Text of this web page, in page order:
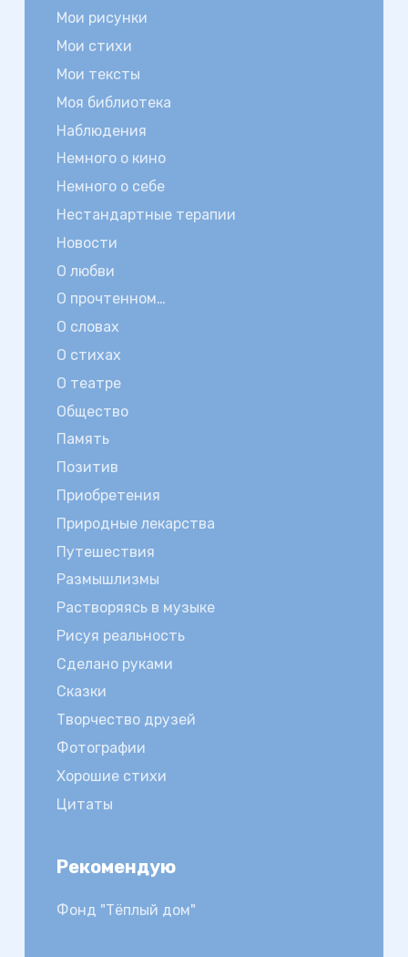
Мои рисунки
Мои стихи
Мои тексты
Моя библиотека
Наблюдения
Немного о кино
Немного о себе
Нестандартные терапии
Новости
О любви
О прочтенном…
О словах
О стихах
О театре
Общество
Память
Позитив
Приобретения
Природные лекарства
Путешествия
Размышлизмы
Растворяясь в музыке
Рисуя реальность
Сделано руками
Сказки
Творчество друзей
Фотографии
Хорошие стихи
Цитаты
Рекомендую
Фонд "Тёплый дом"